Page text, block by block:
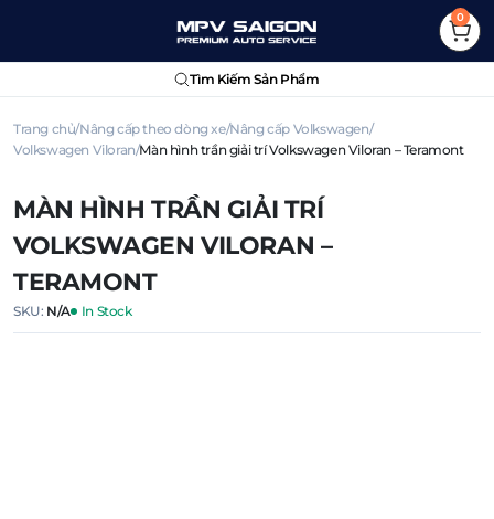
0
Tìm Kiếm Sản Phẩm
Trang chủ Nâng cấp theo dòng xe Nâng cấp Volkswagen
Volkswagen Viloran Màn hình trần giải trí Volkswagen Viloran – Teramont
MÀN HÌNH TRẦN GIẢI TRÍ
VOLKSWAGEN VILORAN –
TERAMONT
SKU: N/A In Stock